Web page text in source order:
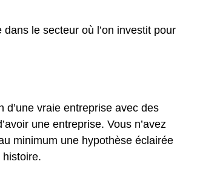
le secteur où l’on investit pour
d’une vraie entreprise avec des
une entreprise. Vous n’avez
minimum une hypothèse éclairée